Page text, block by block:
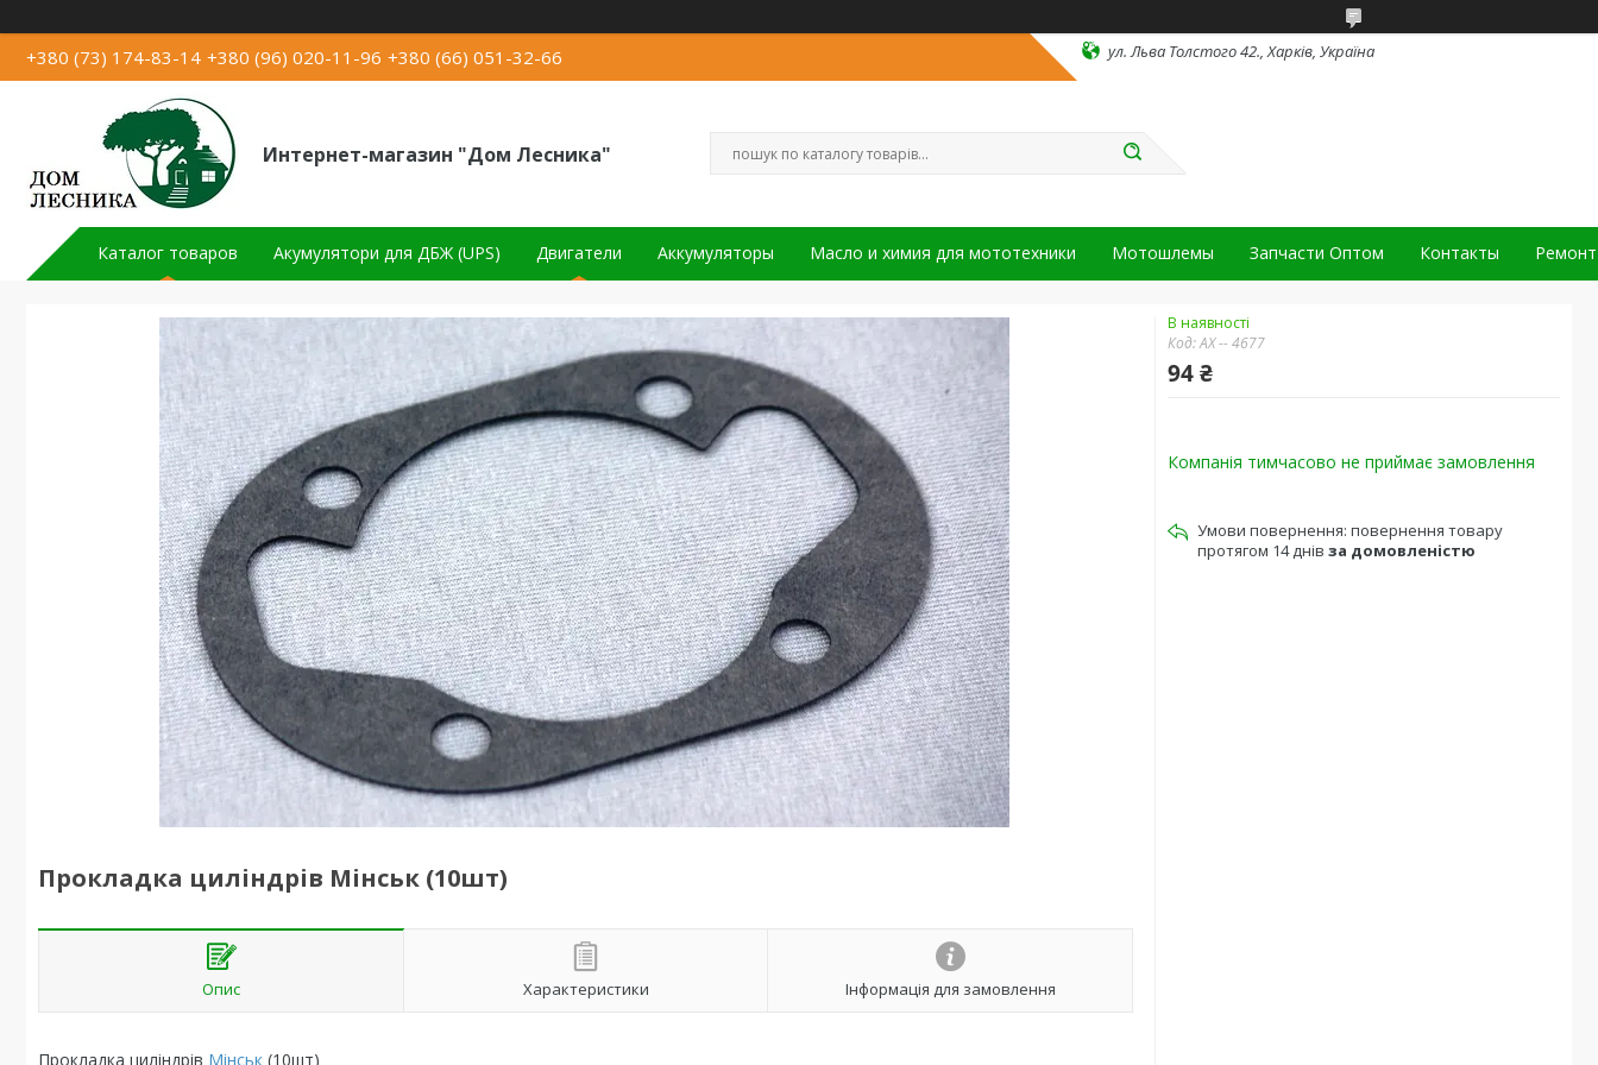
+380 (73) 174-83-14 +380 (96) 020-11-96 +380 (66) 051-32-66 ул. Льва Толстого 42., Харків, Україна
Интернет-магазин "Дом Лесника"
Каталог товаров Акумулятори для ДБЖ (UPS) Двигатели Аккумуляторы Масло и химия для мототехники Мотошлемы Запчасти Оптом Контакты Ремонт
Прокладка циліндрів Мінськ (10шт)
Опис Характеристики Інформація для замовлення
Прокладка циліндрів Мінськ (10шт)
В наявності
Код:АХ -- 4677
94 ₴
Компанія тимчасово не приймає замовлення
повернення товару
протягом 14 днів за домовленістю